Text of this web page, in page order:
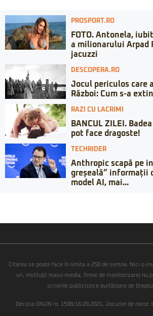
PROSPORT.RO
FOTO. Antonela,
a milionarului Arpad
jacuzzi
DESCOPERA.RO
Jocul periculos care
Război: Cum s-a
RAZI CU LACRIMI
BANCUL ZILEI.
pot face dragoste!
TECHRIDER
Anthropic scapă pe
greșeală” informații
model AI, mai...
Citarea se poate face în limita a 250 de semne. Nici o
uri, instituţii mass-media, firme de monitorizare) nu
scrierile publicistice purtătoare de
Decizia ONJN nr. 1598/16.09.2021. Jocurile de